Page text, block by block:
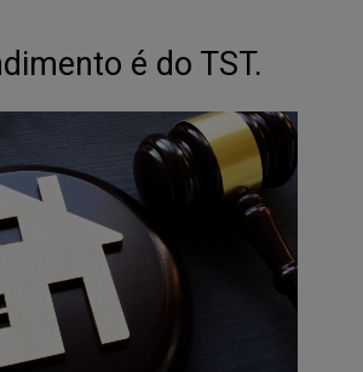
é do TST.